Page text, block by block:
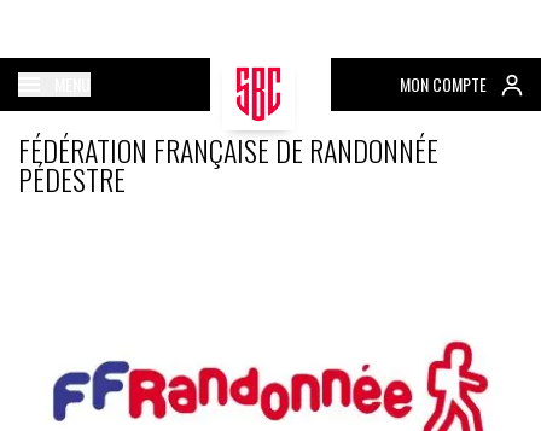
MON COMPTE
FÉDÉRATION FRANÇAISE DE RANDONNÉE
PÉDESTRE